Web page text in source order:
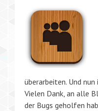
überarbeiten. Und
Vielen Dank, an alle
der Bugs geholfen